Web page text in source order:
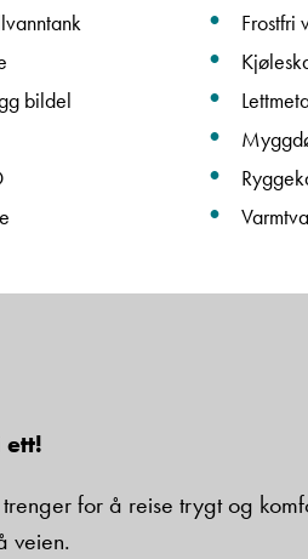
reCAPTCHA og Google
kontakt
Frostfri
bildel
ett!
for å reise trygt og
veien.